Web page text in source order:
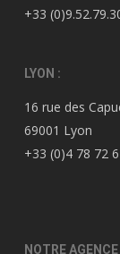
+33
LYON :
16 rue des
69001 Lyon
+33 (0)4 78 72
NOTRE